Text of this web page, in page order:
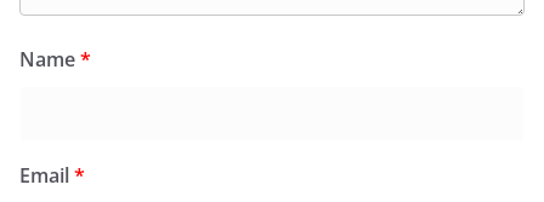
Name*
Email*